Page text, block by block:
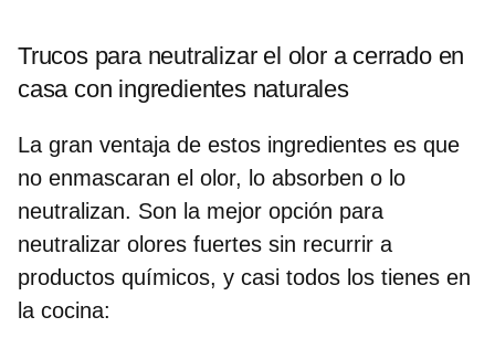
Trucos para neutralizar el olor a cerrado en
casa con ingredientes naturales
La gran ventaja de estos ingredientes es que
no enmascaran el olor, lo absorben o lo
neutralizan. Son la mejor opción para
neutralizar olores fuertes sin recurrir a
productos químicos, y casi todos los tienes en
la cocina: